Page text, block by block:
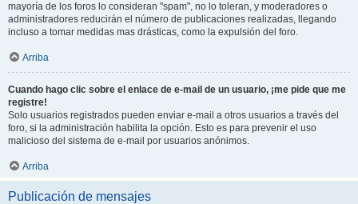
mayoría de los foros lo consideran "spam", no lo toleran, y moderadores o
administradores reducirán el número de publicaciones realizadas, llegando
incluso a tomar medidas mas drásticas, como la expulsión del foro.
Arriba
Cuando hago clic sobre el enlace de e-mail de un usuario, ¡me pide que me
registre!
Solo usuarios registrados pueden enviar e-mail a otros usuarios a través del
foro, si la administración habilita la opción. Esto es para prevenir el uso
malicioso del sistema de e-mail por usuarios anónimos.
Arriba
Publicación de mensajes